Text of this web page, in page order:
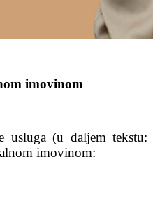
imovinom
usluga (u daljem tekstu:
imovinom: